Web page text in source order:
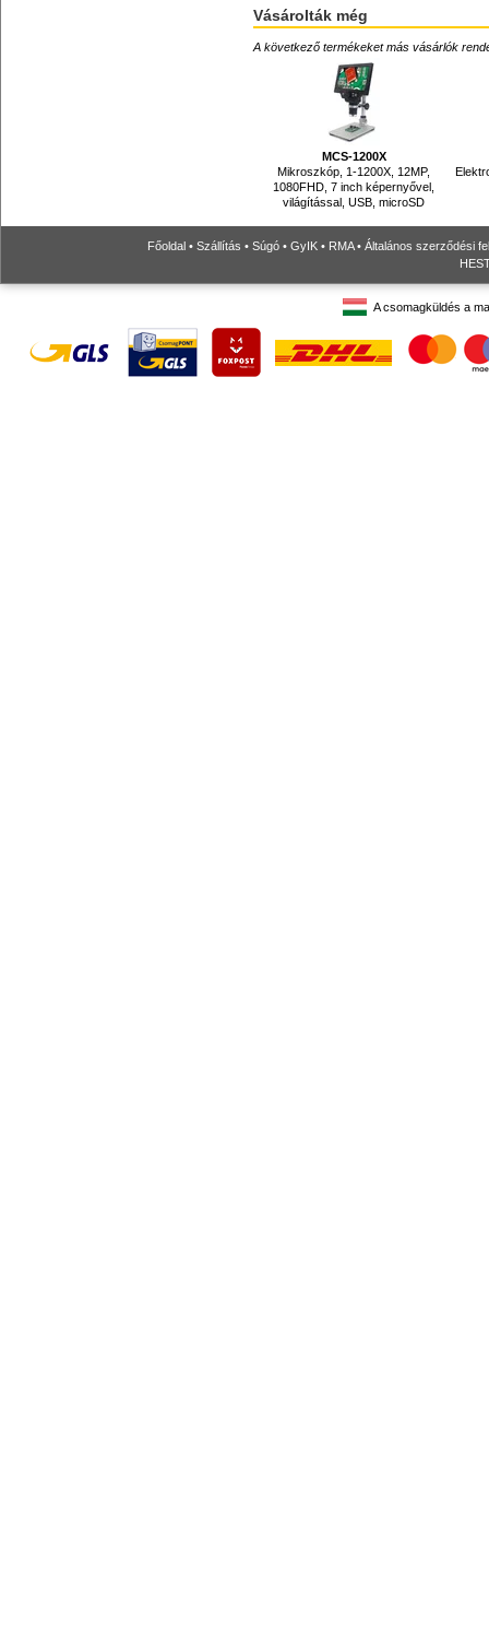
Vásárolták még
A következő termékeket más vásárlók
MCS-1200X
Mikroszkóp, 1-1200X, 12MP,
1080FHD, 7 inch képernyővel,
világítással, USB, microSD
Főoldal • Szállítás • Súgó • GyIK • RMA• Általános szerződési
A csomagküldés a